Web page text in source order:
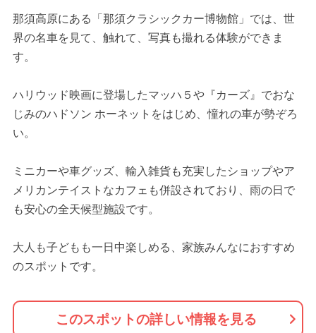
那須高原にある「那須クラシックカー博物館」では、世
界の名車を見て、触れて、写真も撮れる体験ができま
す。
ハリウッド映画に登場したマッハ５や『カーズ』でおな
じみのハドソン ホーネットをはじめ、憧れの車が勢ぞろ
い。
ミニカーや車グッズ、輸入雑貨も充実したショップやア
メリカンテイストなカフェも併設されており、雨の日で
も安心の全天候型施設です。
大人も子どもも一日中楽しめる、家族みんなにおすすめ
のスポットです。
このスポットの詳しい情報を見る